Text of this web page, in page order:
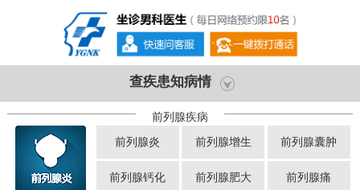
查疾患知病情
前列腺疾病
前列腺炎 前列腺增生 前列腺囊肿
前列腺钙化 前列腺肥大 前列腺痛